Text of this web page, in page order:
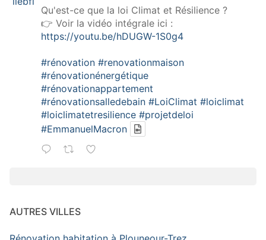
Qu'est-ce que la loi Climat et Résilience ?
👉 Voir la vidéo intégrale ici :
https://youtu.be/hDUGW-1S0g4
#rénovation #renovationmaison
#rénovationénergétique
#rénovationappartement
#rénovationsalledebain #LoiClimat #loiclimat
#loiclimatetresilience #projetdeloi
#EmmanuelMacron
AUTRES VILLES